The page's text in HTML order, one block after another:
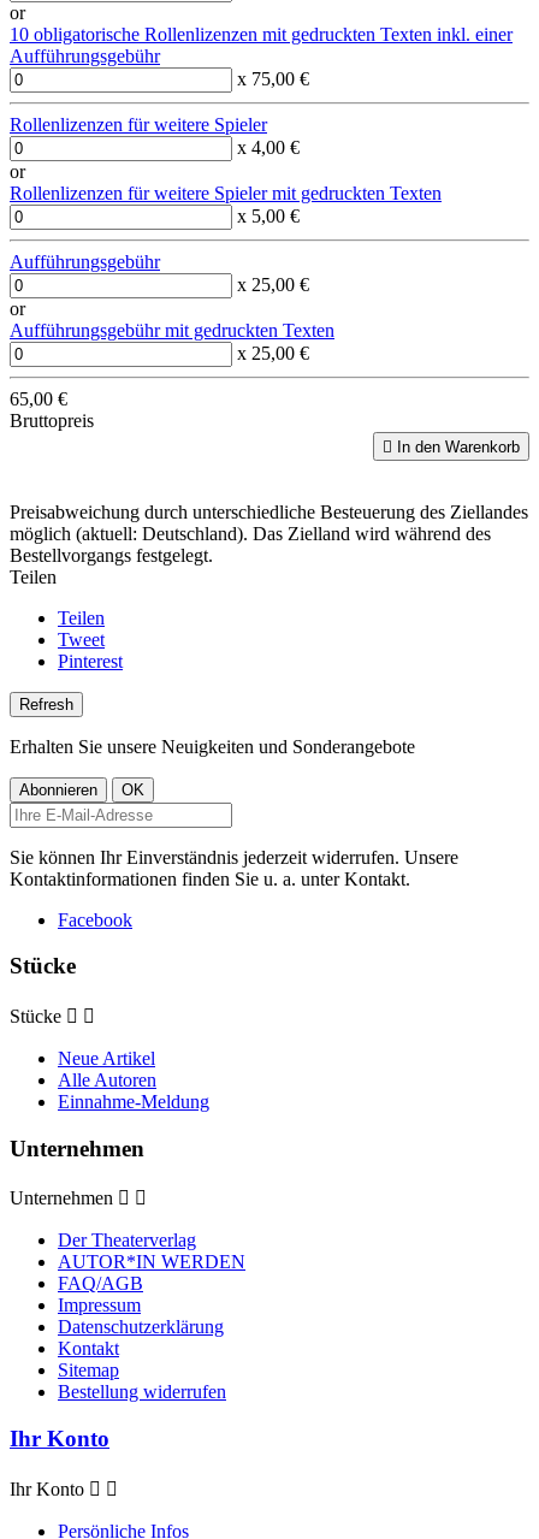
or
10 obligatorische Rollenlizenzen mit gedruckten Texten inkl. einer
Aufführungsgebühr
x 75,00 €
Rollenlizenzen für weitere Spieler
x 4,00 €
or
Rollenlizenzen für weitere Spieler mit gedruckten Texten
x 5,00 €
Aufführungsgebühr
x 25,00 €
or
Aufführungsgebühr mit gedruckten Texten
x 25,00 €
65,00 €
Bruttopreis
 In den Warenkorb
Preisabweichung durch unterschiedliche Besteuerung des Ziellandes
möglich (aktuell: Deutschland). Das Zielland wird während des
Bestellvorgangs festgelegt.
Teilen
Teilen
Tweet
Pinterest
Erhalten Sie unsere Neuigkeiten und Sonderangebote
Sie können Ihr Einverständnis jederzeit widerrufen. Unsere
Kontaktinformationen finden Sie u. a. unter Kontakt.
Facebook
Stücke
Stücke  
Neue Artikel
Alle Autoren
Einnahme-Meldung
Unternehmen
Unternehmen  
Der Theaterverlag
AUTOR*IN WERDEN
FAQ/AGB
Impressum
Datenschutzerklärung
Kontakt
Sitemap
Bestellung widerrufen
Ihr Konto
Ihr Konto  
Persönliche Infos